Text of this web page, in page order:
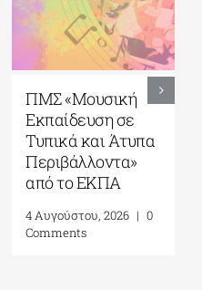
ΠΜΣ «Μουσική
Εκπαίδευση σε
Τυπικά και Άτυπα
Περιβάλλοντα»
από το ΕΚΠΑ
4 Αυγούστου, 2026 | 0
Comments